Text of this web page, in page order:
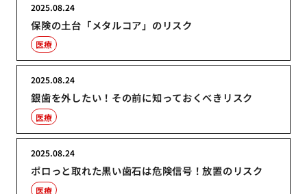
保険の土台「メタルコア」のリスク
2025.08.24
医療
銀歯を外したい！その前に知っておくべきリスク
2025.08.24
医療
ポロっと取れた黒い歯石は危険信号！放置のリスク
2025.08.24
医療